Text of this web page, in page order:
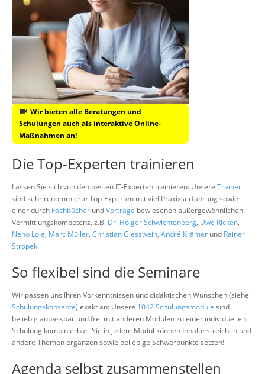
Wir bieten alle Beratungen und
Schulungen auch als interaktive Online-
Maßnahmen an!
Die Top-Experten trainieren
Lassen Sie sich von den besten IT-Experten trainieren: Unsere Trainer
sind sehr renommierte Top-Experten mit viel Praxixserfahrung sowie
einer durch Fachbücher undVorträge bewiesenen außergewöhnlichen
Vermittlungskompetenz, z.B. Dr. Holger Schwichtenberg, Uwe Ricken,
Neno Loje, Marc Müller, Christian Giesswein, André Krämer und Rainer
Stropek.
So flexibel sind die Seminare
Wir passen uns Ihren Vorkenntnissen und didaktischen Wünschen (siehe
Schulungskonzepte) exakt an: Unsere 1042 Schulungsmodule sind
beliebig anpassbar und frei mit anderen Modulen zu einer individuellen
Schulung kombinierbar! Sie in jedem Modul können Inhalte streichen und
andere Themen ergänzen sowie beliebige Schwerpunkte setzen!
Agenda selbst zusammenstellen